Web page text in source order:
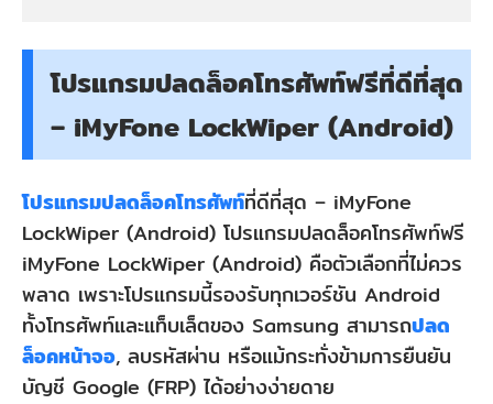
โปรแกรมปลดล็อคโทรศัพท์ฟรีที่ดีที่สุด
– iMyFone LockWiper (Android)
โปรแกรมปลดล็อคโทรศัพท์ที่ดีที่สุด – iMyFone
LockWiper (Android) โปรแกรมปลดล็อคโทรศัพท์ฟรี
iMyFone LockWiper (Android) คือตัวเลือกที่ไม่ควร
พลาด เพราะโปรแกรมนี้รองรับทุกเวอร์ชัน Android
ทั้งโทรศัพท์และแท็บเล็ตของ Samsung สามารถปลด
ล็อคหน้าจอ, ลบรหัสผ่าน หรือแม้กระทั่งข้ามการยืนยัน
บัญชี Google (FRP) ได้อย่างง่ายดาย